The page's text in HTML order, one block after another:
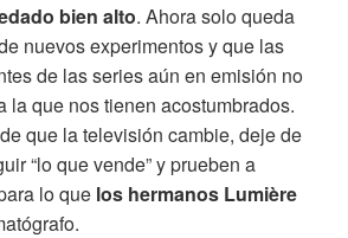
bien alto. Ahora solo queda
nuevos experimentos y que las
de las series aún en emisión no
la que nos tienen acostumbrados.
que la televisión cambie, deje de
“lo que vende” y prueben a
lo que los hermanos Lumière